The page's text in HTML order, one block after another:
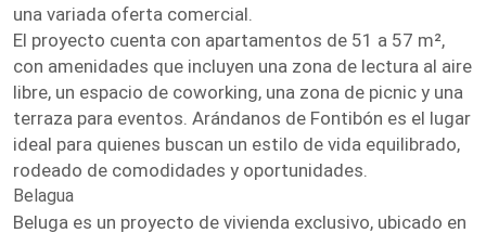
una variada oferta comercial.
El proyecto cuenta con apartamentos de 51 a 57 m²,
con amenidades que incluyen una zona de lectura al aire
libre, un espacio de coworking, una zona de picnic y una
terraza para eventos. Arándanos de Fontibón es el lugar
ideal para quienes buscan un estilo de vida equilibrado,
rodeado de comodidades y oportunidades.
Belagua
Beluga es un proyecto de vivienda exclusivo, ubicado en